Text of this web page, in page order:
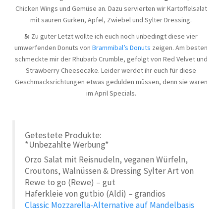
Chicken Wings und Gemüse an. Dazu servierten wir Kartoffelsalat
mit sauren Gurken, Apfel, Zwiebel und Sylter Dressing.
5: Zu guter Letzt wollte ich euch noch unbedingt diese vier
umwerfenden Donuts von Brammibal’s Donuts zeigen. Am besten
schmeckte mir der Rhubarb Crumble, gefolgt von Red Velvet und
Strawberry Cheesecake. Leider werdet ihr euch für diese
Geschmacksrichtungen etwas gedulden müssen, denn sie waren
im April Specials.
Getestete Produkte:
*Unbezahlte Werbung*
Orzo Salat mit Reisnudeln, veganen Würfeln,
Croutons, Walnüssen & Dressing Sylter Art von
Rewe to go (Rewe) – gut
Haferkleie von gutbio (Aldi) – grandios
Classic Mozzarella-Alternative auf Mandelbasis